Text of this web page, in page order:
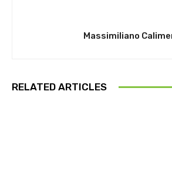
Massimiliano
RELATED ARTICLES